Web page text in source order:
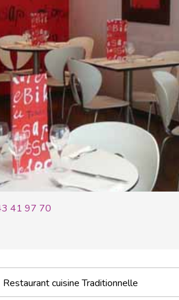
41 97 70
Restaurant cuisine Traditionnelle